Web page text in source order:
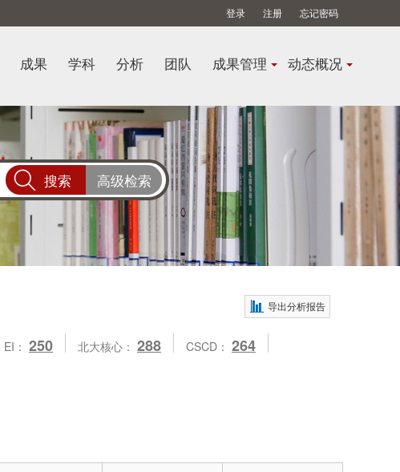
登录 注册 忘记密码
成果 学科 分析 团队 成果管理 动态概况
高级检索
导出分析报告
EI： 250 北大核心： 288 CSCD： 264